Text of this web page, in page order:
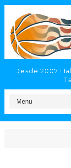
Desde 2007